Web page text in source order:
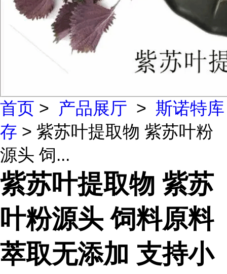
首页 > 产品展厅 > 斯诺特库
存 > 紫苏叶提取物 紫苏叶粉
源头 饲...
紫苏叶提取物 紫苏
叶粉源头 饲料原料
萃取无添加 支持小